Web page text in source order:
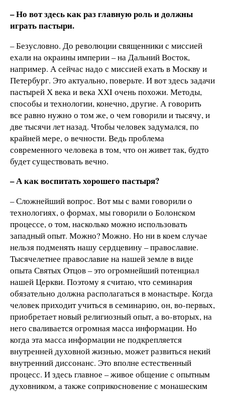
– Но вот здесь как раз главную роль и должны
играть пастыри.
– Безусловно. До революции священники с миссией
ехали на окраины империи – на Дальний Восток,
например. А сейчас надо с миссией ехать в Москву и
Петербург. Это актуально, поверьте. И вот здесь задачи
пастырей Х века и века ХХI очень похожи. Методы,
способы и технологии, конечно, другие. А говорить
все равно нужно о том же, о чем говорили и тысячу, и
две тысячи лет назад. Чтобы человек задумался, по
крайней мере, о вечности. Ведь проблема
современного человека в том, что он живет так, будто
будет существовать вечно.
– А как воспитать хорошего пастыря?
– Сложнейший вопрос. Вот мы с вами говорили о
технологиях, о формах, мы говорили о Болонском
процессе, о том, насколько можно использовать
западный опыт. Можно? Можно. Но ни в коем случае
нельзя подменять нашу сердцевину – православие.
Тысячелетнее православие на нашей земле в виде
опыта Святых Отцов – это огромнейший потенциал
нашей Церкви. Поэтому я считаю, что семинария
обязательно должна располагаться в монастыре. Когда
человек приходит учиться в семинарию, он, во-первых,
приобретает новый религиозный опыт, а во-вторых, на
него сваливается огромная масса информации. Но
когда эта масса информации не подкрепляется
внутренней духовной жизнью, может развиться некий
внутренний диссонанс. Это вполне естественный
процесс. И здесь главное – живое общение с опытным
духовником, а также соприкосновение с монашеским